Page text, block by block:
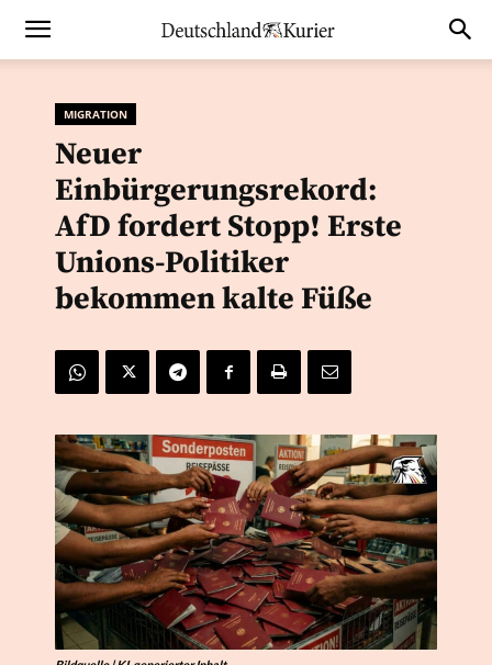
MIGRATION
Neuer
Einbürgerungsrekord:
AfD fordert Stopp! Erste
Unions-Politiker
bekommen kalte Füße